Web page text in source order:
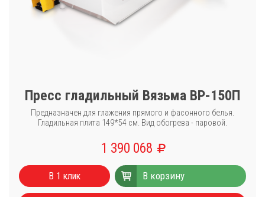
Пресс гладильный Вязьма ВР-150П
Предназначен для глажения прямого и фасонного белья.
Гладильная плита 149*54 см. Вид обогрева - паровой.
1 390 068
В 1 клик В корзину
Каталог
Стиральные машины